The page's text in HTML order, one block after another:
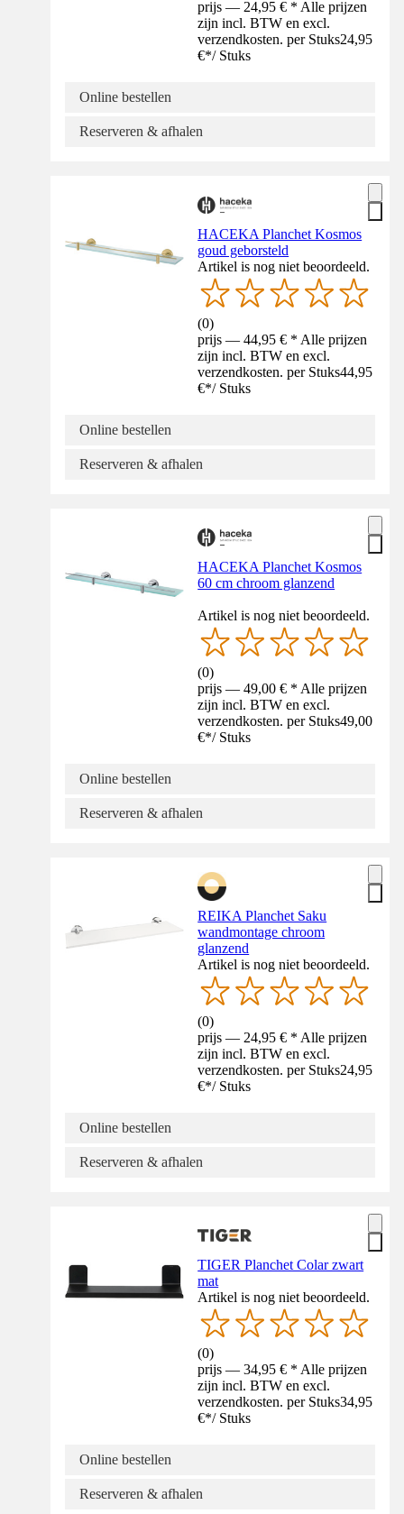
prijs — 24,95 € * Alle prijzen
zijn incl. BTW en excl.
verzendkosten. per Stuks24,95
€*/ Stuks
Online bestellen
Reserveren & afhalen
HACEKA Planchet Kosmos
goud geborsteld
Artikel is nog niet beoordeeld.
(0)
prijs — 44,95 € * Alle prijzen
zijn incl. BTW en excl.
verzendkosten. per Stuks44,95
€*/ Stuks
Online bestellen
Reserveren & afhalen
HACEKA Planchet Kosmos
60 cm chroom glanzend
Artikel is nog niet beoordeeld.
(0)
prijs — 49,00 € * Alle prijzen
zijn incl. BTW en excl.
verzendkosten. per Stuks49,00
€*/ Stuks
Online bestellen
Reserveren & afhalen
REIKA Planchet Saku
wandmontage chroom
glanzend
Artikel is nog niet beoordeeld.
(0)
prijs — 24,95 € * Alle prijzen
zijn incl. BTW en excl.
verzendkosten. per Stuks24,95
€*/ Stuks
Online bestellen
Reserveren & afhalen
TIGER Planchet Colar zwart
mat
Artikel is nog niet beoordeeld.
(0)
prijs — 34,95 € * Alle prijzen
zijn incl. BTW en excl.
verzendkosten. per Stuks34,95
€*/ Stuks
Online bestellen
Reserveren & afhalen